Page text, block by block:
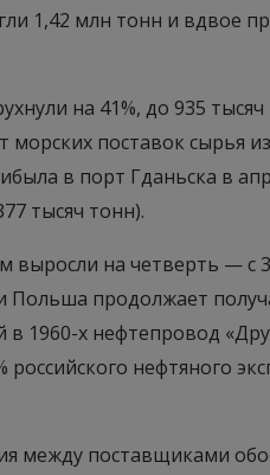
1,42 млн тонн и вдвое
на 41%, до 935 тысяч
поставок сырья
в порт Гданьска в
тысяч тонн).
выросли на четверть — с
Польша продолжает
1960-х нефтепровод
нефтяного
между поставщиками